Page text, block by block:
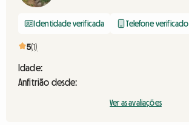
Identidade verificada Telefone verificado
5(1)
Idade:
Anfitrião desde:
Ver as avaliações